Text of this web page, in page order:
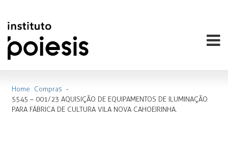
Home Compras -
5545 – 001/23 AQUISIÇÃO DE EQUIPAMENTOS DE ILUMINAÇÃO
PARA FÁBRICA DE CULTURA VILA NOVA CAHOEIRINHA.